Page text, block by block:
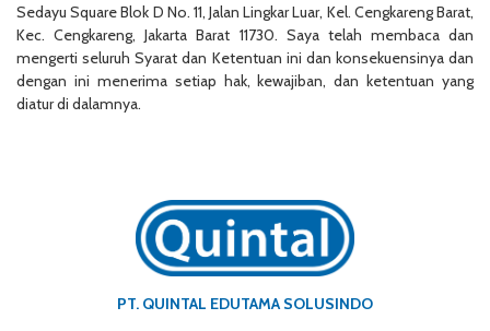
Sedayu Square Blok D No. 11, Jalan Lingkar Luar, Kel. Cengkareng Barat,
Kec. Cengkareng, Jakarta Barat 11730. Saya telah membaca dan
mengerti seluruh Syarat dan Ketentuan ini dan konsekuensinya dan
dengan ini menerima setiap hak, kewajiban, dan ketentuan yang
diatur di dalamnya.
PT. QUINTAL EDUTAMA SOLUSINDO